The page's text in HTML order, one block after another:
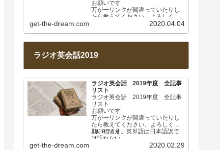
お願いです
万が一リンクが間違っていたりし
たら教えてください。よろしくお
このページは毎週土曜日に更新し
get-the-dream.com 2020.04.04
ラジオ英会話2019
ラジオ英会話 2019年度 全記事
リスト
ラジオ英会話 2019年度 全記事
リスト
お願いです
万が一リンクが間違っていたりし
たら教えてください。よろしくお
願いします。
2019年4月 英単語は日本語訳で
は語れない
get-the-dream.com 2020.02.29